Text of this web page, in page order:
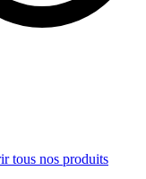
tous nos produits